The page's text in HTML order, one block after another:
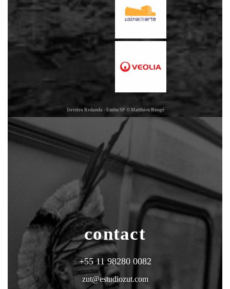
Terreiro Redanda - Embu SP © Matthieu Rougé
contact
+55 11 98280 0082
zut@estudiozut.com